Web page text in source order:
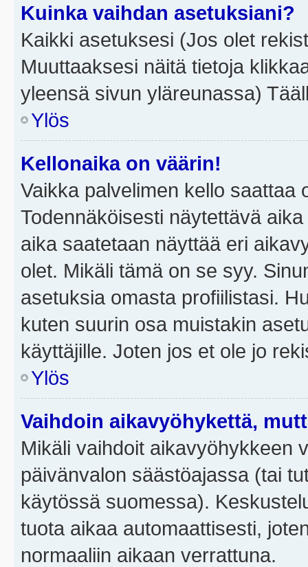
Kuinka vaihdan asetuksiani?
Kaikki asetuksesi (Jos olet
Muuttaaksesi näitä tietoja
yleensä sivun yläreunassa)
Ylös
Kellonaika on väärin!
Vaikka palvelimen kello saattaa
Todennäköisesti näytettävä
aika saatetaan näyttää eri
olet. Mikäli tämä on se syy.
asetuksia omasta profiilistasi.
kuten suurin osa muistakin
käyttäjille. Joten jos et ole jo
Ylös
Vaihdoin aikavyöhykettä,
Mikäli vaihdoit aikavyöhykkeen
päivänvalon säästöajassa (tai
käytössä suomessa).
tuota aikaa automaattisesti,
normaaliin aikaan verrattuna.